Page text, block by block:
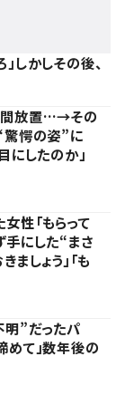
しかしその後、
間放置…→その
驚愕の姿”に
にしたのか」
性「もらって
手にした“まさ
しょう」「も
”だったパ
めて」数年後の